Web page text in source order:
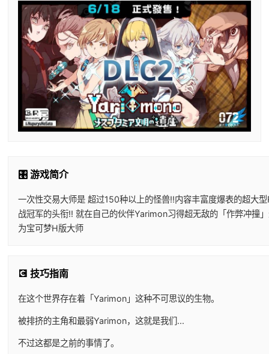
🎛️ 游戏简介
一次性交易大师是 超过150种以上的怪兽!!内容丰富度爆表的超大
战冠军的头衔!! 就在自己的伙伴Yarimon习得超无敌的「作弊冲撞
为宝可梦H版大师
💽 技巧指南
在这个世界存在着「Yarimon」这种不可思议的生物。
被排挤的主角和最弱Yarimon，这就是我们...
不过这都是之前的事情了。